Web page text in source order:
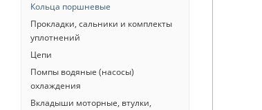
Кольца поршневые
Прокладки, сальники и комплекты
уплотнений
Цепи
Помпы водяные (насосы)
охлаждения
Вкладыши моторные, втулки,